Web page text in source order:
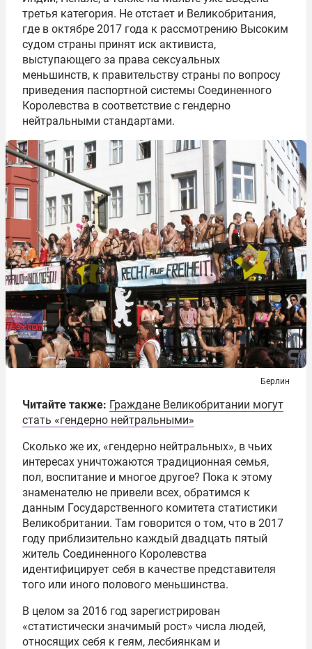
третья категория. Не отстает и Великобритания,
где в октябре 2017 года к рассмотрению Высоким
судом страны принят иск активиста,
выступающего за права сексуальных
меньшинств, к правительству страны по вопросу
приведения паспортной системы Соединенного
Королевства в соответствие с гендерно
нейтральными стандартами.
Берлин
Читайте также: Граждане Великобритании могут
стать «гендерно нейтральными»
Сколько же их, «гендерно нейтральных», в чьих
интересах уничтожаются традиционная семья,
пол, воспитание и многое другое? Пока к этому
знаменателю не привели всех, обратимся к
данным Государственного комитета статистики
Великобритании. Там говорится о том, что в 2017
году приблизительно каждый двадцать пятый
житель Соединенного Королевства
идентифицирует себя в качестве представителя
того или иного полового меньшинства.
В целом за 2016 год зарегистрирован
«статистически значимый рост» числа людей,
относящих себя к геям, лесбиянкам и